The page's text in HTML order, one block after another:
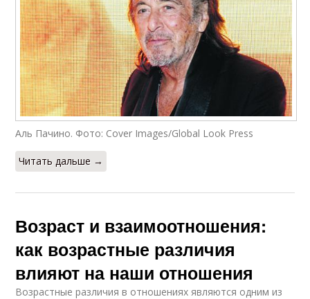
Аль Пачино. Фото: Cover Images/Global Look Press
Читать дальше →
Возраст и взаимоотношения:
как возрастные различия
влияют на наши отношения
Возрастные различия в отношениях являются одним из